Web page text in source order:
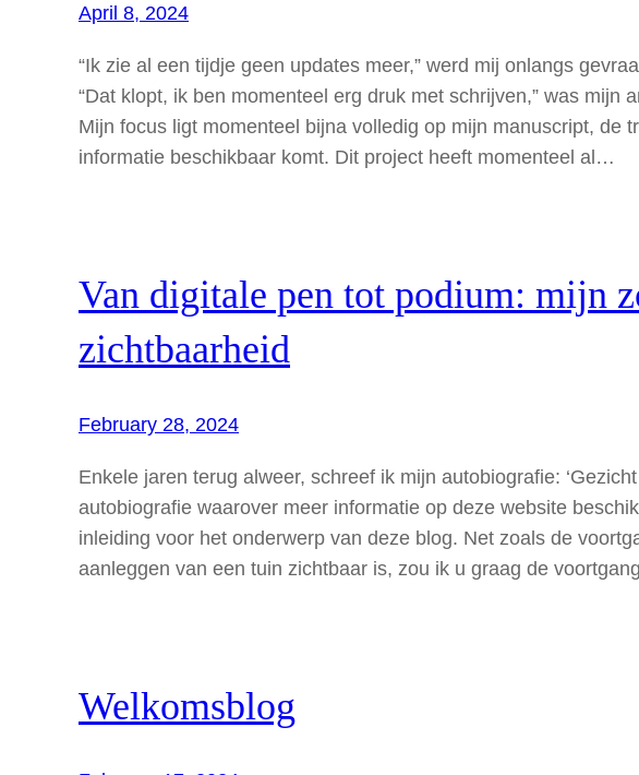
April 8, 2024
“Ik zie al een tijdje geen updates meer,” werd mij onlangs
“Dat klopt, ik ben momenteel erg druk met schrijven,” was mijn
Mijn focus ligt momenteel bijna volledig op mijn manuscript, de
informatie beschikbaar komt. Dit project heeft momenteel al…
Van digitale pen tot podium: mijn
zichtbaarheid
February 28, 2024
Enkele jaren terug alweer, schreef ik mijn autobiografie:
autobiografie waarover meer informatie op deze website
inleiding voor het onderwerp van deze blog. Net zoals de
aanleggen van een tuin zichtbaar is, zou ik u graag de
Welkomsblog